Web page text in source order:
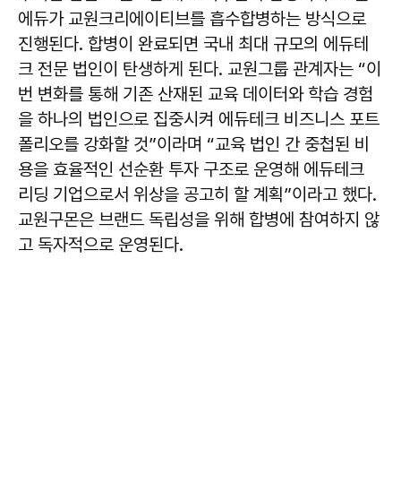
에듀가 교원크리에이티브를 흡수합병하는 방식으로
진행된다. 합병이 완료되면 국내 최대 규모의 에듀테
크 전문 법인이 탄생하게 된다. 교원그룹 관계자는 “이
번 변화를 통해 기존 산재된 교육 데이터와 학습 경험
을 하나의 법인으로 집중시켜 에듀테크 비즈니스 포트
폴리오를 강화할 것”이라며 “교육 법인 간 중첩된 비
용을 효율적인 선순환 투자 구조로 운영해 에듀테크
리딩 기업으로서 위상을 공고히 할 계획”이라고 했다.
교원구몬은 브랜드 독립성을 위해 합병에 참여하지 않
고 독자적으로 운영된다.